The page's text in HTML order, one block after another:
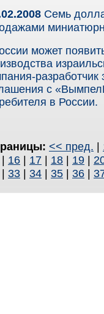
Семь
может
разработчик
с
в России.
<< пред. |
| 16 | 17 | 18 | 19 |
| 33 | 34 | 35 | 36 |